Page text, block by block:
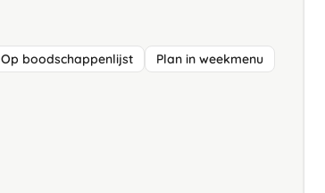
Op boodschappenlijst Plan in weekmenu